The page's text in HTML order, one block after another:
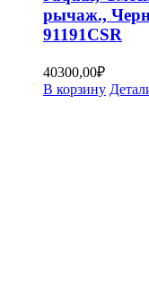
рычаж.,
91191CSR
40300,00₽
В корзину